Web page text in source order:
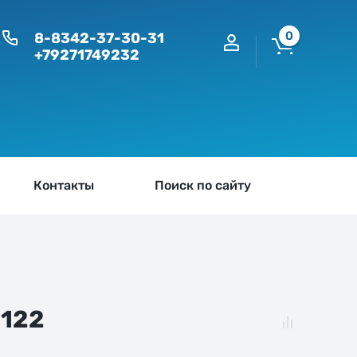
8-8342-37-30-31
+79271749232
0
Контакты Поиск по сайту